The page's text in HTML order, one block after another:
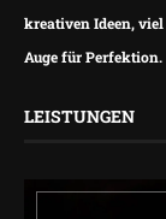
kreativen Ideen,
Auge für Perfektion.
LEISTUNGEN